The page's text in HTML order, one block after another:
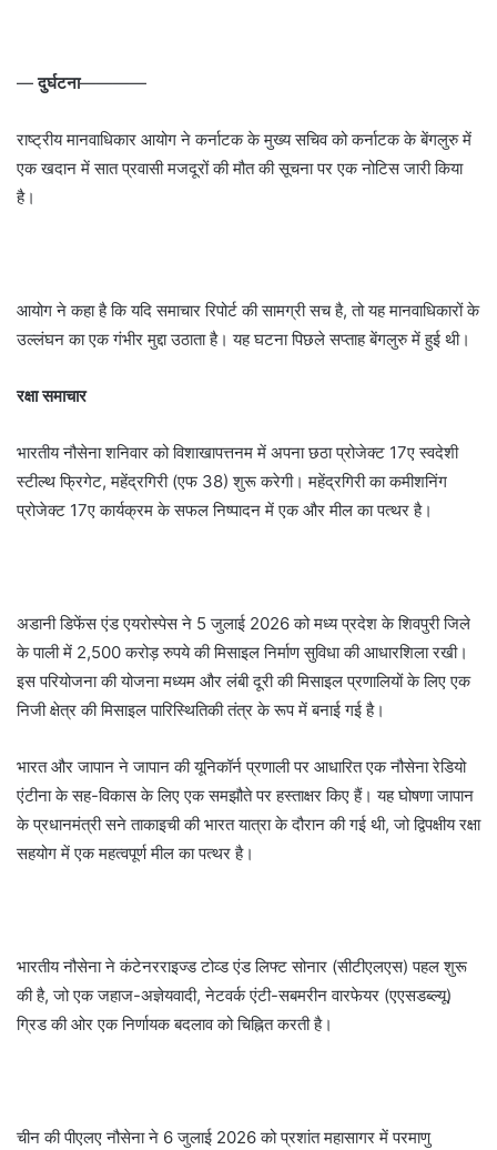
—दुर्घटना————
राष्ट्रीय मानवाधिकार आयोग ने कर्नाटक के मुख्य सचिव को कर्नाटक के बेंगलुरु में
एक खदान में सात प्रवासी मजदूरों की मौत की सूचना पर एक नोटिस जारी किया
है।
आयोग ने कहा है कि यदि समाचार रिपोर्ट की सामग्री सच है, तो यह मानवाधिकारों के
उल्लंघन का एक गंभीर मुद्दा उठाता है। यह घटना पिछले सप्ताह बेंगलुरु में हुई थी।
रक्षा समाचार
भारतीय नौसेना शनिवार को विशाखापत्तनम में अपना छठा प्रोजेक्ट 17ए स्वदेशी
स्टील्थ फ्रिगेट, महेंद्रगिरी (एफ 38) शुरू करेगी। महेंद्रगिरी का कमीशनिंग
प्रोजेक्ट 17ए कार्यक्रम के सफल निष्पादन में एक और मील का पत्थर है।
अडानी डिफेंस एंड एयरोस्पेस ने 5 जुलाई 2026 को मध्य प्रदेश के शिवपुरी जिले
के पाली में 2,500 करोड़ रुपये की मिसाइल निर्माण सुविधा की आधारशिला रखी।
इस परियोजना की योजना मध्यम और लंबी दूरी की मिसाइल प्रणालियों के लिए एक
निजी क्षेत्र की मिसाइल पारिस्थितिकी तंत्र के रूप में बनाई गई है।
भारत और जापान ने जापान की यूनिकॉर्न प्रणाली पर आधारित एक नौसेना रेडियो
एंटीना के सह-विकास के लिए एक समझौते पर हस्ताक्षर किए हैं। यह घोषणा जापान
के प्रधानमंत्री सने ताकाइची की भारत यात्रा के दौरान की गई थी, जो द्विपक्षीय रक्षा
सहयोग में एक महत्वपूर्ण मील का पत्थर है।
भारतीय नौसेना ने कंटेनरराइज्ड टोव्ड एंड लिफ्ट सोनार (सीटीएलएस) पहल शुरू
की है, जो एक जहाज-अज्ञेयवादी, नेटवर्क एंटी-सबमरीन वारफेयर (एएसडब्ल्यू)
ग्रिड की ओर एक निर्णायक बदलाव को चिह्नित करती है।
चीन की पीएलए नौसेना ने 6 जुलाई 2026 को प्रशांत महासागर में परमाणु